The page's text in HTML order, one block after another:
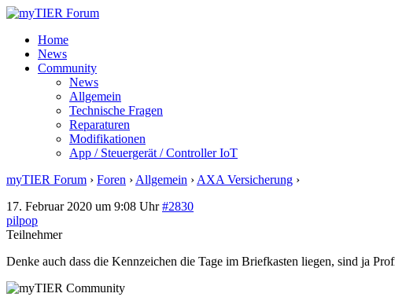
Home
News
Community
News
Allgemein
Technische Fragen
Reparaturen
Modifikationen
App / Steuergerät / Controller IoT
myTIER Forum › Foren › Allgemein › AXA Versicherung ›
17. Februar 2020 um 9:08 Uhr #2830
pilpop
Teilnehmer
Denke auch dass die Kennzeichen die Tage im Briefkasten liegen, sind ja